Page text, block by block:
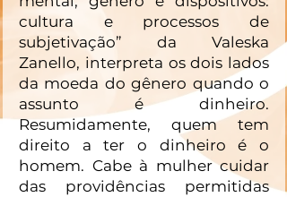
cultura e processos de
subjetivação” da Valeska
Zanello, interpreta os dois lados
da moeda do gênero quando o
assunto é dinheiro.
Resumidamente, quem tem
direito a ter o dinheiro é o
homem. Cabe à mulher cuidar
das providências permitidas